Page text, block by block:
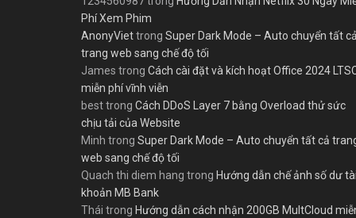
Phí Xem Phim
AnonyViettrong Super Dark Mode – Auto chuyển tất cả
trang web sang chế độ tối
James trong Cách cài đặt và kích hoạt Office 2024
miễn phí vĩnh viễn
besttrong Cách DDoS Layer 7 bằng Overload thử sức
chịu tải của Website
Minh trong Super Dark Mode – Auto chuyển tất cả
web sang chế độ tối
Quach thi diem hang trong Hướng dẫn chế ảnh số dư tài
khoản MB Bank
Thái trong Hướng dẫn cách nhận 200GB MultCloud